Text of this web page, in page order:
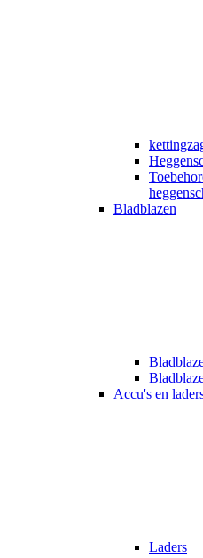
Bladblazen
Accu's en
Laders